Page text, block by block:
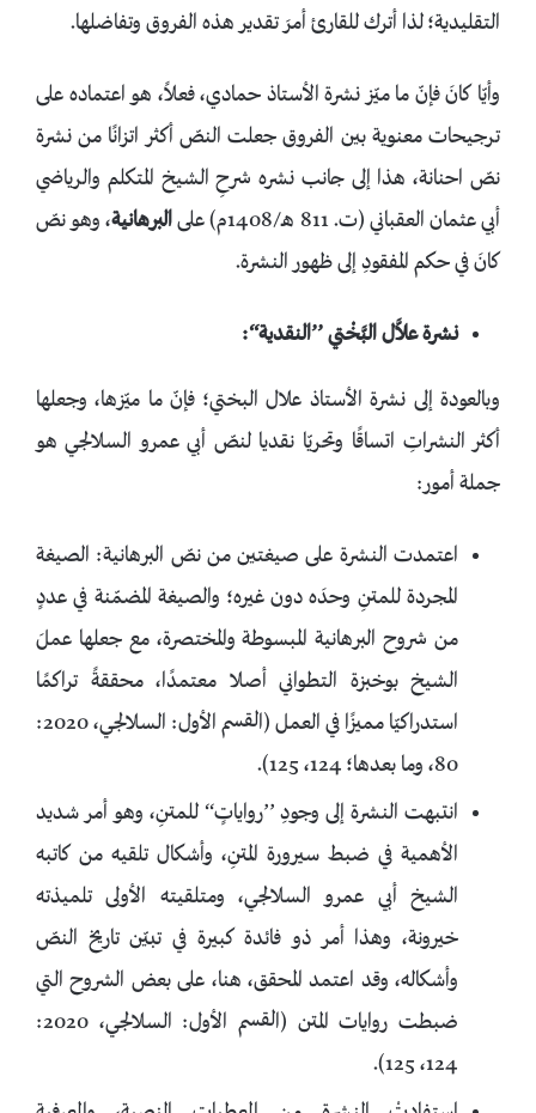
التقليدية؛ لذا أترك للقارئ أمرَ تقدير هذه الفروق وتفاضلها.
وأيّا كانَ فإنّ ما ميّز نشرة الأستاذ حمادي، فعلاً، هو اعتماده على
ترجيحات معنوية بين الفروق جعلت النصّ أكثر اتزانًا من نشرة
نصّ احنانة، هذا إلى جانب نشره شرحِ الشيخ المتكلم والرياضي
أبي عثمان العقباني (ت. 811 هـ/1408م) على
البرهانية، وهو نصّ
كانَ في حكم المفقودِ إلى ظهور النشرة.
نشرة علاَّل البَّخْتي ’’النقدية‘‘:
وبالعودة إلى نشرة الأستاذ علال البختي؛ فإنّ ما ميّزها، وجعلها
أكثر النشراتِ اتساقًا وتحريّا نقديا لنصّ أبي عمرو السلالجي هو
جملة أمور:
اعتمدت النشرة على صيغتين من نصّ البرهانية: الصيغة
المجردة للمتنِ وحدَه دون غيره؛ والصيغة المضمّنة في عددٍ
من شروح البرهانية المبسوطة والمختصرة، مع جعلها عملَ
الشيخ بوخبزة التطواني أصلا معتمدًا، محققةً تراكمًا
استدراكيّا مميزًا في العمل (القسم الأول: السلالجي، 2020:
80، وما بعدها؛ 124، 125).
انتبهت النشرة إلى وجودِ ’’رواياتٍ‘‘ للمتنِ، وهو أمر شديد
الأهمية في ضبط سيرورة المتنِ، وأشكال تلقيه من كاتبه
الشيخ أبي عمرو السلالجي، ومتلقيته الأولى تلميذته
خيرونة، وهذا أمر ذو فائدة كبيرة في تبيّن تاريخ النصّ
وأشكاله، وقد اعتمد المحقق، هنا، على بعض الشروح التي
ضبطت روايات المتن (القسم الأول: السلالجي، 2020:
124، 125).